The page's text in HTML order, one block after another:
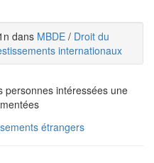
dans MBDE / Droit du
internationaux
personnes intéressées une
étrangers